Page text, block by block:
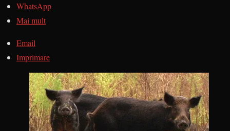
WhatsApp
Mai mult
Email
Imprimare